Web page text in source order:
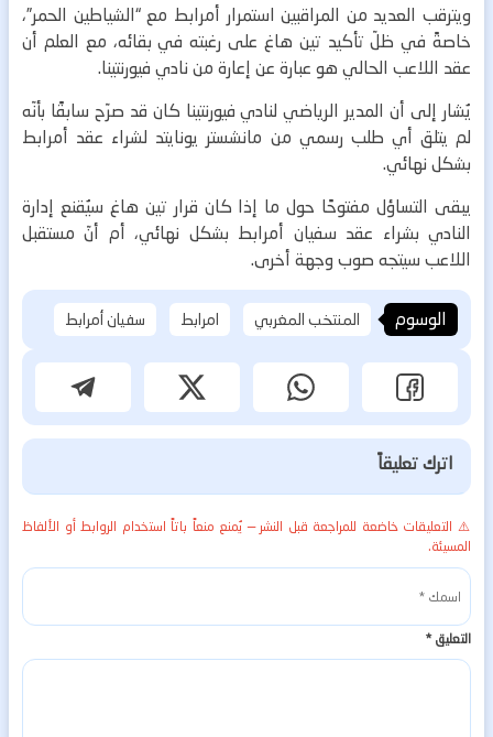
ويترقب العديد من المراقبين استمرار أمرابط مع “الشياطين الحمر”،
خاصةً في ظلّ تأكيد تين هاغ على رغبته في بقائه، مع العلم أن
عقد اللاعب الحالي هو عبارة عن إعارة من نادي فيورنتينا.
يُشار إلى أن المدير الرياضي لنادي فيورنتينا كان قد صرّح سابقًا بأنّه
لم يتلق أي طلب رسمي من مانشستر يونايتد لشراء عقد أمرابط
بشكل نهائي.
يبقى التساؤل مفتوحًا حول ما إذا كان قرار تين هاغ سيُقنع إدارة
النادي بشراء عقد سفيان أمرابط بشكل نهائي، أم أنّ مستقبل
اللاعب سيتجه صوب وجهة أخرى.
الوسوم المنتخب المغربي امرابط سفيان أمرابط
اترك تعليقاً
⚠️ التعليقات خاضعة للمراجعة قبل النشر — يُمنع منعاً باتاً استخدام الروابط أو الألفاظ
المسيئة.
التعليق*